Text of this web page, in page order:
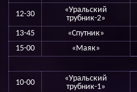
12-30
«Уральский
трубник-2»
13-45 «Спутник»
15-00
«Маяк»
10-00
«Уральский
трубник-1»